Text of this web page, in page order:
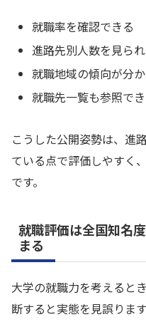
就職率を確認できる
進路先別人数を見ら
就職地域の傾向が分
就職先一覧も参照で
こうした公開姿勢は、進
ている点で評価しやすく
です。
就職評価は全国知名
まる
大学の就職力を考えると
断すると実態を見誤ります